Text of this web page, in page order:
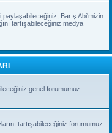
paylaşabileceğiniz, Barış Abi'mizin
tartışabileceğiniz medya
genel forumumuz.
tartışabileceğiniz forumumuz.